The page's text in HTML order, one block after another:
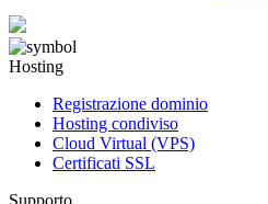
Hosting
Registrazione dominio
Hosting condiviso
Cloud Virtual (VPS)
Certificati SSL
Supporto